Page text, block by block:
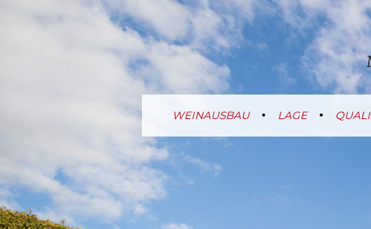
WEINAUSBAU LAGE